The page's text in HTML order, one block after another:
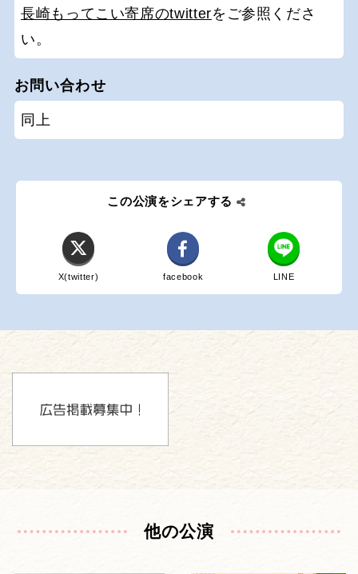
長崎もってこい寄席のtwitterをご参照くださ
い。
お問い合わせ
同上
この公演をシェアする
X(twitter) facebook LINE
他の公演